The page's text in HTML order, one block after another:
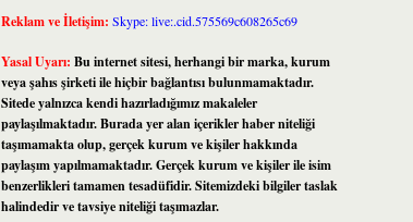
Reklam ve İletişim: Skype: live:.cid.575569c608265c69
Yasal Uyarı: Bu internet sitesi, herhangi bir marka, kurum
veya şahıs şirketi ile hiçbir bağlantısı bulunmamaktadır.
Sitede yalnızca kendi hazırladığımız makaleler
paylaşılmaktadır. Burada yer alan içerikler haber niteliği
taşımamakta olup, gerçek kurum ve kişiler hakkında
paylaşım yapılmamaktadır. Gerçek kurum ve kişiler ile isim
benzerlikleri tamamen tesadüfidir. Sitemizdeki bilgiler taslak
halindedir ve tavsiye niteliği taşımazlar.